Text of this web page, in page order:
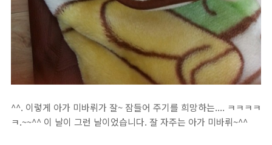
^^. 이렇게 아가 미바뤼가 잘~ 잠들어 주기를 희망하는.... ㅋㅋㅋㅋ
ㅋ.~~^^ 이 날이 그런 날이었습니다. 잘 자주는 아가 미바뤼~^^